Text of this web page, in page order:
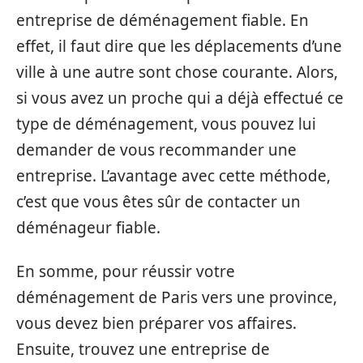
entreprise de déménagement fiable. En
effet, il faut dire que les déplacements d’une
ville à une autre sont chose courante. Alors,
si vous avez un proche qui a déjà effectué ce
type de déménagement, vous pouvez lui
demander de vous recommander une
entreprise. L’avantage avec cette méthode,
c’est que vous êtes sûr de contacter un
déménageur fiable.
En somme, pour réussir votre
déménagement de Paris vers une province,
vous devez bien préparer vos affaires.
Ensuite, trouvez une entreprise de